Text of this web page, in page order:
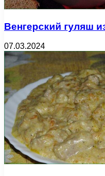
Венгерский гуляш
07.03.2024